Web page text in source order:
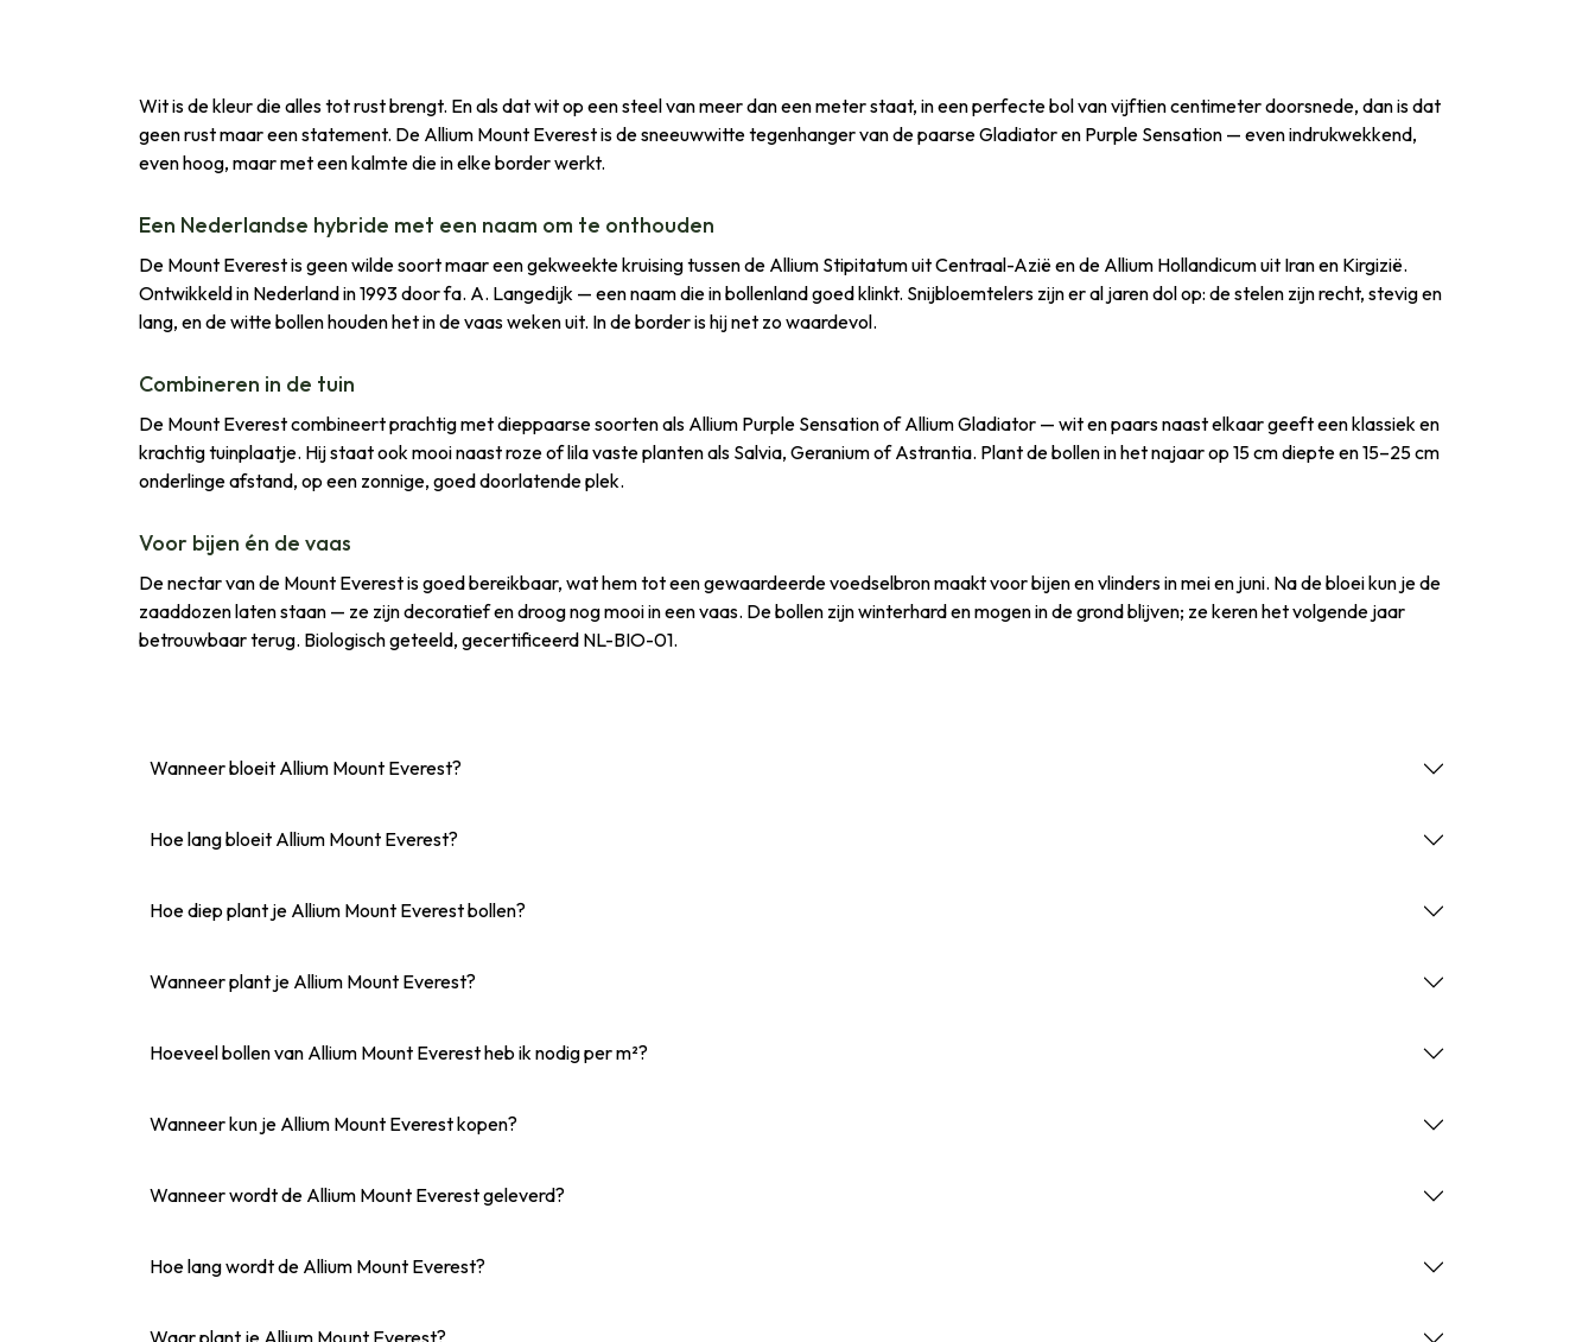
Wit is de kleur die alles tot rust brengt. En als dat wit op een steel van meer dan een meter staat, in een perfecte bol van vijftien centimeter doorsnede, dan is dat
geen rust maar een statement. De Allium Mount Everest is de sneeuwwitte tegenhanger van de paarse Gladiator en Purple Sensation — even indrukwekkend,
even hoog, maar met een kalmte die in elke border werkt.
Een Nederlandse hybride met een naam om te onthouden
De Mount Everest is geen wilde soort maar een gekweekte kruising tussen de Allium Stipitatum uit Centraal-Azië en de Allium Hollandicum uit Iran en Kirgizië.
Ontwikkeld in Nederland in 1993 door fa. A. Langedijk — een naam die in bollenland goed klinkt. Snijbloemtelers zijn er al jaren dol op: de stelen zijn recht, stevig en
lang, en de witte bollen houden het in de vaas weken uit. In de border is hij net zo waardevol.
Combineren in de tuin
De Mount Everest combineert prachtig met dieppaarse soorten als Allium Purple Sensation of Allium Gladiator — wit en paars naast elkaar geeft een klassiek en
krachtig tuinplaatje. Hij staat ook mooi naast roze of lila vaste planten als Salvia, Geranium of Astrantia. Plant de bollen in het najaar op 15 cm diepte en 15–25 cm
onderlinge afstand, op een zonnige, goed doorlatende plek.
Voor bijen én de vaas
De nectar van de Mount Everest is goed bereikbaar, wat hem tot een gewaardeerde voedselbron maakt voor bijen en vlinders in mei en juni. Na de bloei kun je de
zaaddozen laten staan — ze zijn decoratief en droog nog mooi in een vaas. De bollen zijn winterhard en mogen in de grond blijven; ze keren het volgende jaar
betrouwbaar terug. Biologisch geteeld, gecertificeerd NL-BIO-01.
Wanneer bloeit Allium Mount Everest?
Hoe lang bloeit Allium Mount Everest?
Hoe diep plant je Allium Mount Everest bollen?
Wanneer plant je Allium Mount Everest?
Hoeveel bollen van Allium Mount Everest heb ik nodig per m²?
Wanneer kun je Allium Mount Everest kopen?
Wanneer wordt de Allium Mount Everest geleverd?
Hoe lang wordt de Allium Mount Everest?